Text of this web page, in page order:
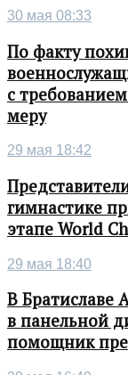
30 мая 08:33
По факту
с
меру
29 мая 18:42
гимнастике
этапе World
29 мая 18:40
В Братиславе
в панельной
помощник